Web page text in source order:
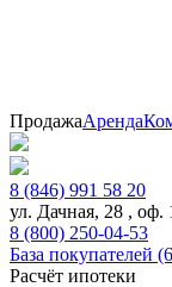
ПродажаАренда
8 (846) 991 58 20
ул. Дачная, 28 , оф.
8 (800) 250-04-53
База покупателей
Расчёт ипотеки